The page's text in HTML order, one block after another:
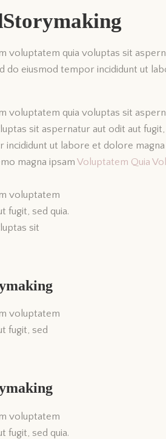
voluptatem quia voluptas sit
do eiusmod tempor incididunt ut
voluptatem quia voluptas sit
sit aspernatur aut odit aut
ut labore et dolore magna
magna ipsamVoluptatem Quia
voluptatem
fugit, sed quia.
sit
voluptatem
fugit, sed
voluptatem
fugit, sed quia.